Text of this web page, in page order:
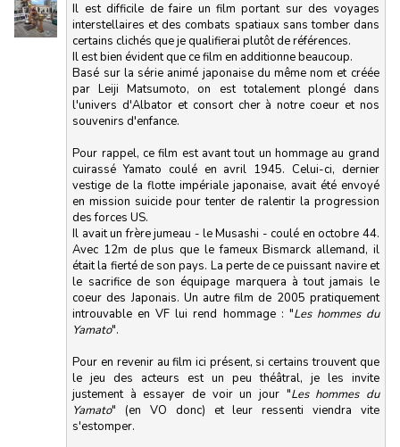
Il est difficile de faire un film portant sur des voyages
interstellaires et des combats spatiaux sans tomber dans
certains clichés que je qualifierai plutôt de références.
Il est bien évident que ce film en additionne beaucoup.
Basé sur la série animé japonaise du même nom et créée
par Leiji Matsumoto, on est totalement plongé dans
l'univers d'Albator et consort cher à notre coeur et nos
souvenirs d'enfance.
Pour rappel, ce film est avant tout un hommage au grand
cuirassé Yamato coulé en avril 1945. Celui-ci, dernier
vestige de la flotte impériale japonaise, avait été envoyé
en mission suicide pour tenter de ralentir la progression
des forces US.
Il avait un frère jumeau - le Musashi - coulé en octobre 44.
Avec 12m de plus que le fameux Bismarck allemand, il
était la fierté de son pays. La perte de ce puissant navire et
le sacrifice de son équipage marquera à tout jamais le
coeur des Japonais. Un autre film de 2005 pratiquement
introuvable en VF lui rend hommage : "Les hommes du
Yamato".
Pour en revenir au film ici présent, si certains trouvent que
le jeu des acteurs est un peu théâtral, je les invite
justement à essayer de voir un jour "Les hommes du
Yamato" (en VO donc) et leur ressenti viendra vite
s'estomper.